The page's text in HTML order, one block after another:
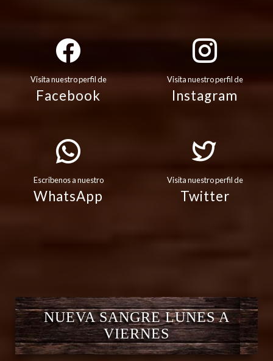
Visita nuestro perfil de
Facebook
Visita nuestro perfil de
Instagram
Escribenos a nuestro
WhatsApp
Visita nuestro perfil de
Twitter
NUEVA SANGRE LUNES A
VIERNES